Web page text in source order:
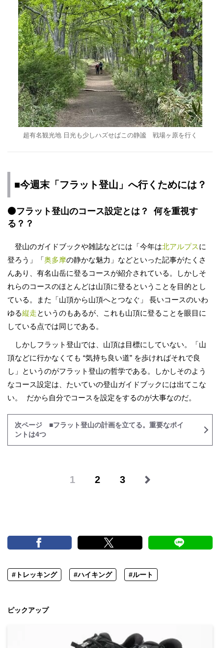
超有名観光地 日光も少しハズせばこの静謐 戦場ヶ原を行く
■今週末「フラット登山」へ行くためには？
⚫️フラット登山のコース設定とは？ 何を重視す
る？？
登山のガイドブックや雑誌などには「今年は北アルプスに
登ろう」「奥多摩の静かな魅力」などといった記事がたくさ
んあり、有名山岳に登るコースが紹介されている。しかしそ
れらのコースのほとんどは山頂に登るということを目的とし
ている。また「山頂から山頂へとつなぐ」 長いコースのいわ
ゆる縦走というのもあるが、これも山頂に登ることを眼目に
している点では同じである。
しかしフラット登山では、山頂は目標にしていない。「山
頂などに行かなくても “気持ち良い道” を歩ければそれで良
し」というのがフラット登山の哲学である。しかしそのよう
なコース設定は、たいていの登山ガイドブックには出てこな
い。 だから自分でコースを設定をするのが大事なのだ。
次ページ ■フラット登山の計画を立てる。重要なポイ
ントは4つ
1 2 3
#トレッキング #ハイキング #ルート
ピックアップ